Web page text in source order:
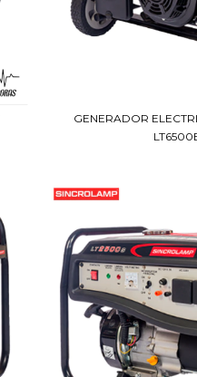
GENERADOR